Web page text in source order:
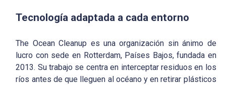
Tecnología adaptada a cada entorno
The Ocean Cleanup es una organización sin ánimo de
lucro con sede en Rotterdam, Países Bajos, fundada en
2013. Su trabajo se centra en interceptar residuos en los
ríos antes de que lleguen al océano y en retirar plásticos